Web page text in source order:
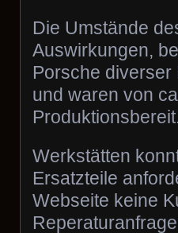
Die Umstände
Auswirkungen,
Porsche
und waren von
Werkstätten
Ersatzteile
Webseite keine